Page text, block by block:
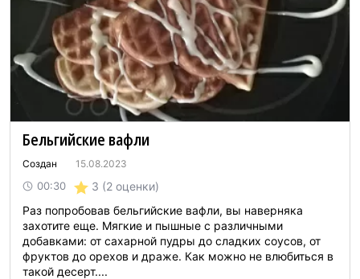
Бельгийские вафли
Создан 15.08.2023
00:30 3 (2 оценки)
Раз попробовав бельгийские вафли, вы наверняка
захотите еще. Мягкие и пышные с различными
добавками: от сахарной пудры до сладких соусов, от
фруктов до орехов и драже. Как можно не влюбиться в
такой десерт....